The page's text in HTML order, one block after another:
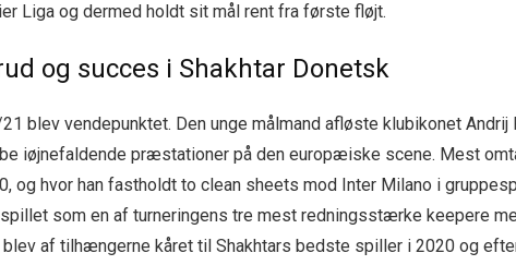
Liga og dermed holdt sit mål rent fra første fløjt.
og succes i Shakhtar Donetsk
blev vendepunktet. Den unge målmand afløste klubikonet
iøjnefaldende præstationer på den europæiske scene. Mest
og hvor han fastholdt to clean sheets mod Inter Milano i
som en af turneringens tre mest redningsstærke keepere
af tilhængerne kåret til Shakhtars bedste spiller i 2020 og